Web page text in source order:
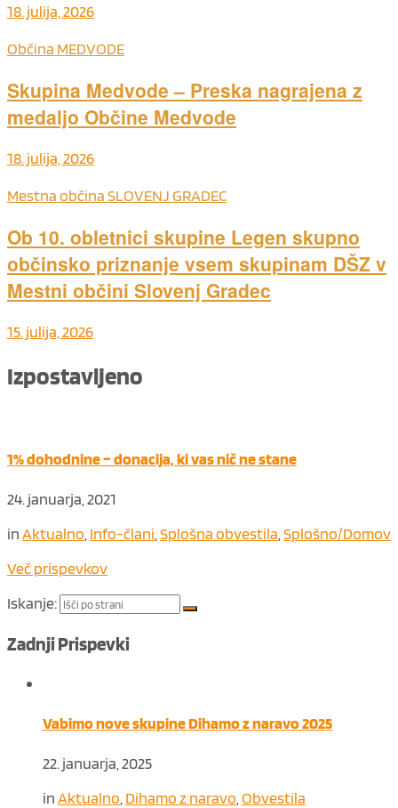
18. julija, 2026
Občina MEDVODE
Skupina Medvode – Preska nagrajena z
medaljo Občine Medvode
18. julija, 2026
Mestna občina SLOVENJ GRADEC
Ob 10. obletnici skupine Legen skupno
občinsko priznanje vsem skupinam DŠZ v
Mestni občini Slovenj Gradec
15. julija, 2026
Izpostavljeno
1% dohodnine – donacija, ki vas nič ne stane
24. januarja, 2021
inAktualno Info-člani Splošna obvestila Splošno/Domov
Več prispevkov
Iskanje:
Zadnji Prispevki
Vabimo nove skupine Dihamo z naravo 2025
22. januarja, 2025
inAktualno Dihamo z naravo Obvestila